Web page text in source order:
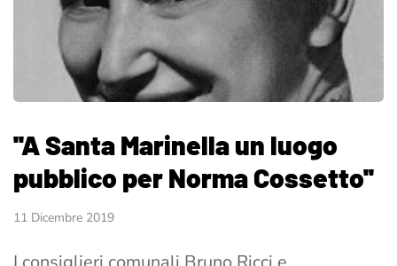
''A Santa Marinella un luogo
pubblico per Norma Cossetto''
11 Dicembre 2019